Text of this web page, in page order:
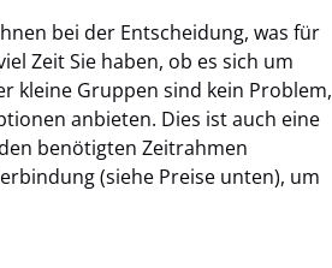
bei der Entscheidung, was für
Zeit Sie haben, ob es sich um
kleine Gruppen sind kein Problem,
anbieten. Dies ist auch eine
benötigten Zeitrahmen
(siehe Preise unten), um